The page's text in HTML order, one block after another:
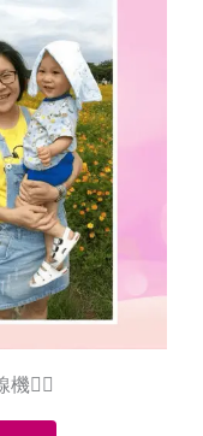
👇🏻